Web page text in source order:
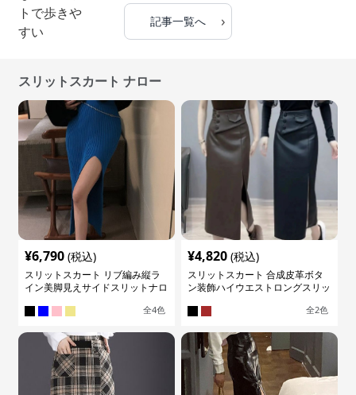
記事一覧へ ›
スリットスカート ナロー
¥6,790 (税込)
スリットスカート リブ編み縦ラ
イン美脚見えサイドスリットナロ
全4色
¥4,820 (税込)
スリットスカート 合成皮革ボタ
ン装飾ハイウエストロングスリッ
全2色